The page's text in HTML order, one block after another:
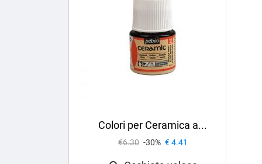
Colori per Ceramica a...
€6.30 -30% € 4.41